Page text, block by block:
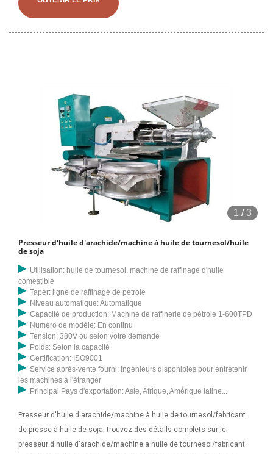
des détails, notamment les tendances des
1 /3
Presseur d'huile d'arachide/machine à huile de tournesol/huile
de soja
Utilisation: huile de tournesol, machine de raffinage d'huile
comestible
Taper: ligne de raffinage de pétrole
Niveau automatique: Automatique
Capacité de production: Machine de raffinerie de pétrole 1-600TPD
Numéro de modèle: En continu
Tension: 380V ou selon votre demande
Poids: Selon la capacité
Certification: ISO9001
Service après-vente fourni: ingénieurs disponibles pour entretenir
les machines à l'étranger
Principal Pays d'exportation: Asie, Afrique, Amérique latine...
Presseur d'huile d'arachide/machine à huile de tournesol/fabricant
de presse à huile de soja, trouvez des détails complets sur le
presseur d'huile d'arachide/machine à huile de tournesol/fabricant